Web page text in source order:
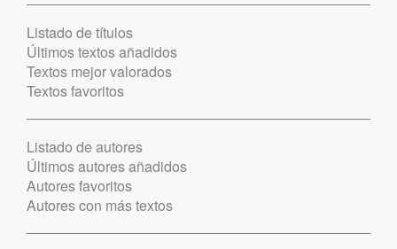
Listado de títulos
Últimos textos añadidos
Textos mejor valorados
Textos favoritos
Listado de autores
Últimos autores añadidos
Autores favoritos
Autores con más textos